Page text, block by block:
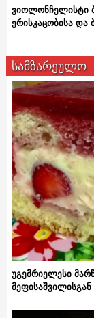
ვიოლონჩელისტი
ერისკაცობისა და
სამზარეულო
უგემრიელესი
მეფისაშვილისგან